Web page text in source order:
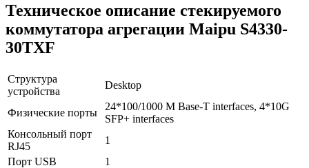
Техническое описание стекируемого
коммутатора агрегации Maipu S4330-
30TXF
Структура
устройства
Desktop
Физические порты
24*100/1000 M Base-T interfaces, 4*10G
SFP+ interfaces
Консольный порт
RJ45
1
Порт USB
1